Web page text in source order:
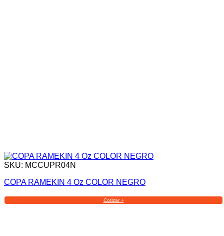
SKU: MCCUPR04N
COPA RAMEKIN 4 Oz COLOR NEGRO
Cotizar +